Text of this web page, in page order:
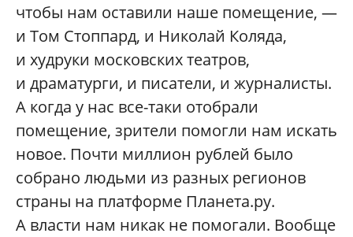
чтобы нам оставили наше помещение, —
и Том Стоппард, и Николай Коляда,
и худруки московских театров,
и драматурги, и писатели, и журналисты.
А когда у нас все-таки отобрали
помещение, зрители помогли нам искать
новое. Почти миллион рублей было
собрано людьми из разных регионов
страны на платформе Планета.ру.
А власти нам никак не помогали. Вообще